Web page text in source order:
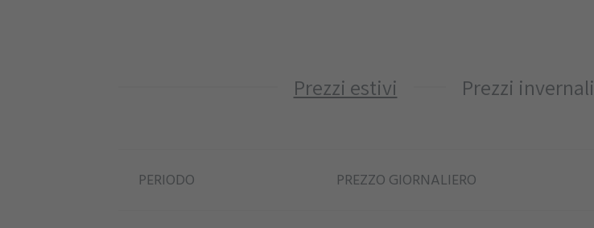
Prezzi estivi Prezzi invernali
PERIODO PREZZO GIORNALIERO